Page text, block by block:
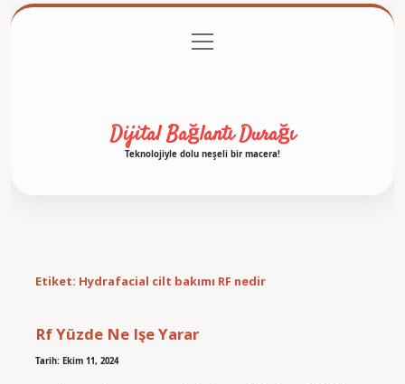
Gizlilik Politikası
menüyü
aç
Dijital Bağlantı Durağı
Teknolojiyle dolu neşeli bir macera!
Etiket: Hydrafacial cilt bakımı RF nedir
Rf Yüzde Ne Işe Yarar
Tarih: Ekim 11, 2024